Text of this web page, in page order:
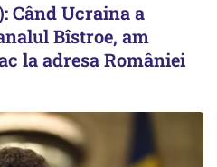
Când Ucraina a
Bîstroe, am
la adresa României